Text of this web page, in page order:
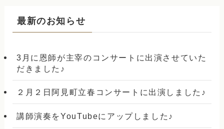
最新のお知らせ
3月に恩師が主宰のコンサートに出演させていた
だきました♪
２月２日阿見町立春コンサートに出演しました♪
講師演奏をYouTubeにアップしました♪